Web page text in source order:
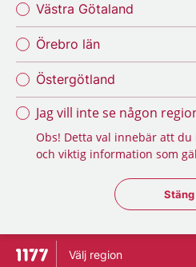
Västra Götaland
Örebro län
Östergötland
Jag vill inte se någon
Obs! Detta val innebär att
och viktig information som
Stäng
Stäng
Till startsidan för 1177
Välj region